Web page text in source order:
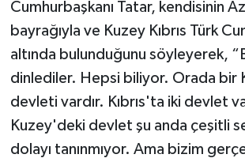
Cumhurbaşkanı Tatar, kendisinin
bayrağıyla ve Kuzey Kıbrıs Türk
altında bulunduğunu söyleyerek,
dinlediler. Hepsi biliyor. Orada bir
devleti vardır. Kıbrıs'ta iki devlet
Kuzey'deki devlet şu anda çeşitli
dolayı tanınmıyor. Ama bizim